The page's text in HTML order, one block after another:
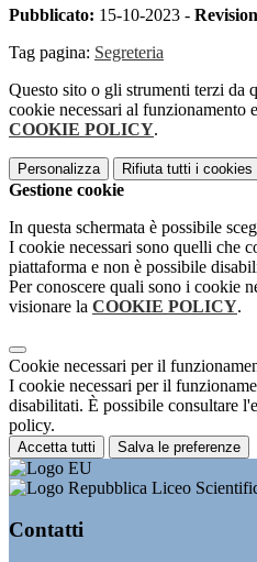
Pubblicato: 15-10-2023 -
Tag pagina: Segreteria
Questo sito o gli strumenti terzi da
cookie necessari al
COOKIE POLICY.
Personalizza Rifiuta tutti i cookies
Gestione cookie
In questa schermata è possibile
I cookie necessari sono quelli che
piattaforma e non è possibile
Per conoscere quali sono i cookie
visionare la COOKIE POLICY.
Cookie necessari per il
I cookie necessari per il
disabilitati. È possibile consultare
policy.
Accetta tutti Salva le preferenze
Liceo
Contatti